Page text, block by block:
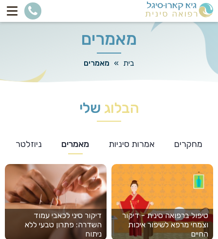
מאמרים
בית » מאמרים
הבלוג שלי
מחקרים אמרות סיניות מאמרים ניוזלטר
טיפול ברפואה סינית - דיקור
וצמחי מרפא לשיפור איכות
החיים
דיקור סיני לכאבי עמוד
השדרה: פתרון טבעי ללא
ניתוח